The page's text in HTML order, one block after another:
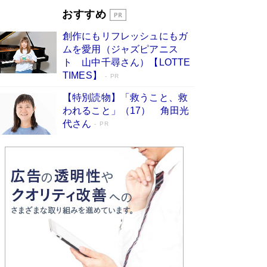
占 上半期1位にも選出［新書ベストセラー］
Book Bang
おすすめ
創作にもリフレッシュにもガ
ムを愛用（ジャズピアニス
ト 山中千尋さん）【LOTTE
TIMES】
PR
【特別読物】「救うこと、救
われること」（17） 角田光
代さん
PR